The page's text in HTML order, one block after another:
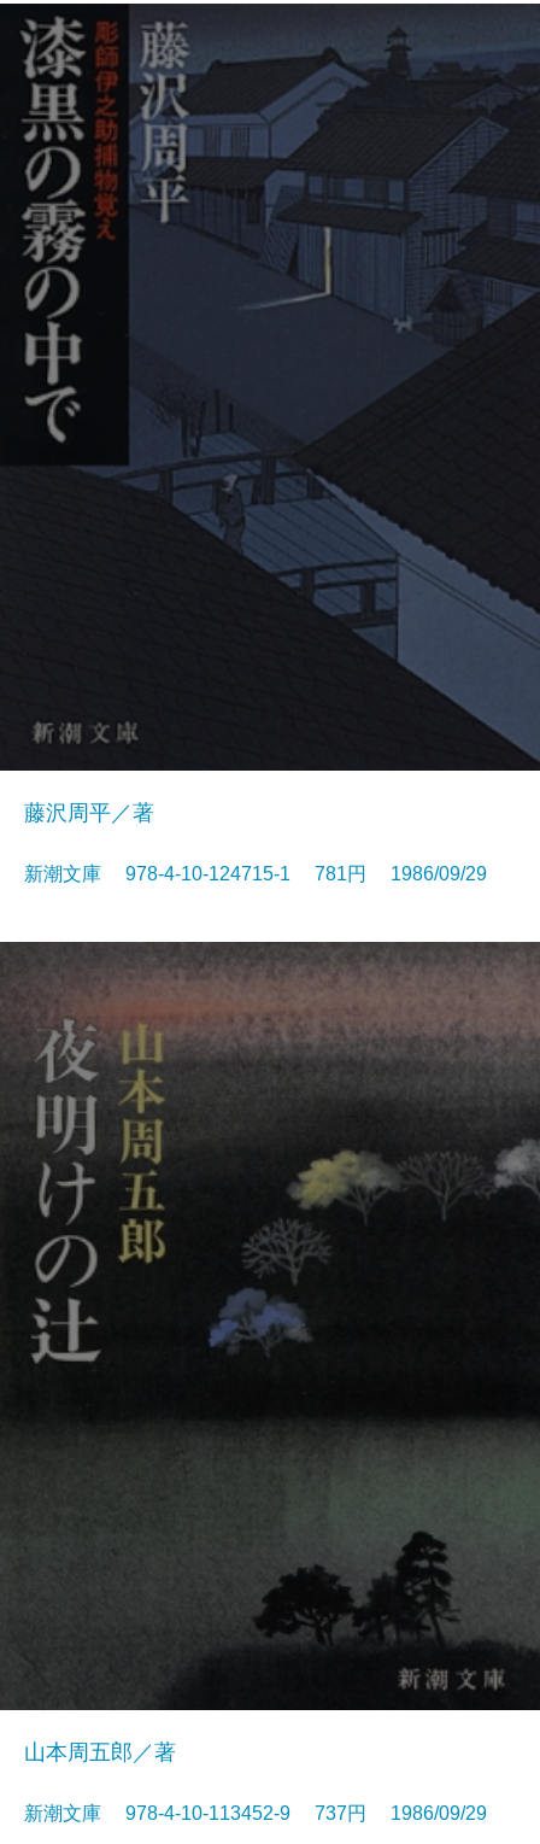
藤沢周平／著
新潮文庫 978-4-10-124715-1 781円 1986/09/29
山本周五郎／著
新潮文庫 978-4-10-113452-9 737円 1986/09/29